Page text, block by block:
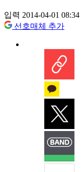
입력 2014-04-01 08:34
선호매체 추가